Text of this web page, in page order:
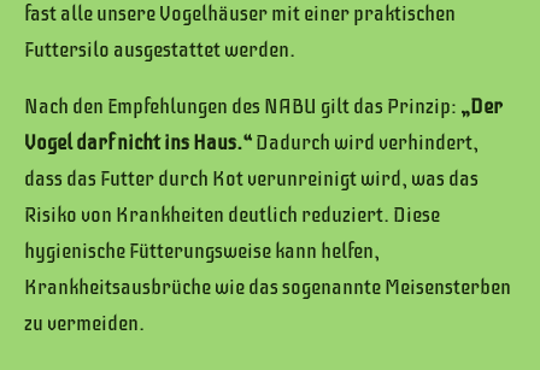
fast alle unsere Vogelhäuser mit einer praktischen
Futtersilo ausgestattet werden.
Nach den Empfehlungen des NABU gilt das Prinzip: „Der
Vogel darf nicht ins Haus.“Dadurch wird verhindert,
dass das Futter durch Kot verunreinigt wird, was das
Risiko von Krankheiten deutlich reduziert. Diese
hygienische Fütterungsweise kann helfen,
Krankheitsausbrüche wie das sogenannte Meisensterben
zu vermeiden.